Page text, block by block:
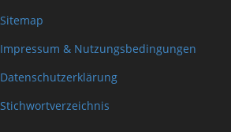
Sitemap
Impressum & Nutzungsbedingungen
Datenschutzerklärung
Stichwortverzeichnis